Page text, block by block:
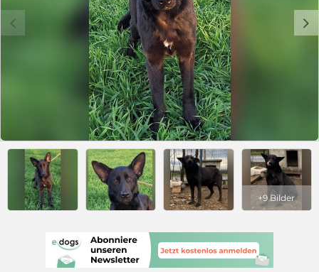
c d
+9 Bilder